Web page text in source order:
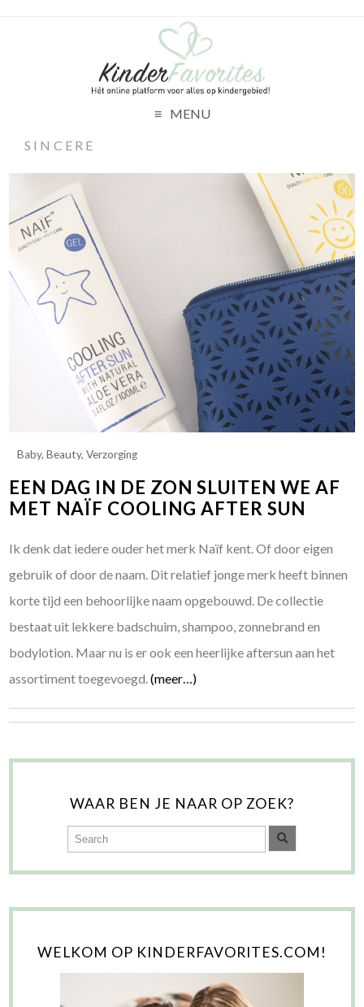
MENU
SINCERE
Baby,Beauty,Verzorging
EEN DAG IN DE ZON SLUITEN WE AF
MET NAÏF COOLING AFTER SUN
Ik denk dat iedere ouder het merk Naïf kent. Of door eigen
gebruik of door de naam. Dit relatief jonge merk heeft binnen
korte tijd een behoorlijke naam opgebouwd. De collectie
bestaat uit lekkere badschuim, shampoo, zonnebrand en
bodylotion. Maar nu is er ook een heerlijke aftersun aan het
assortiment toegevoegd.(meer…)
WAAR BEN JE NAAR OP ZOEK?
WELKOM OP KINDERFAVORITES.COM!